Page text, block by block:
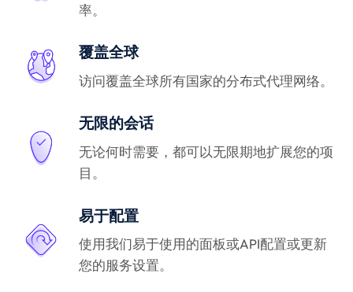
率。
覆盖全球
访问覆盖全球所有国家的分布式代理网络。
无限的会话
无论何时需要，都可以无限期地扩展您的项
目。
易于配置
使用我们易于使用的面板或API配置或更新
您的服务设置。